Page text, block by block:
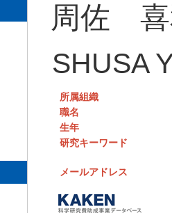
周佐 喜
SHUSA
所属組織
職名
生年
研究キーワード
メールアドレス